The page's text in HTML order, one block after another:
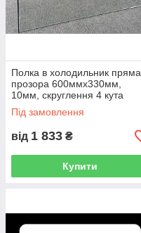
Полка в холодильник пряма
прозора 600ммх330мм,
10мм, скруглення 4 кута
Під замовлення
від 1 833 ₴
Купити